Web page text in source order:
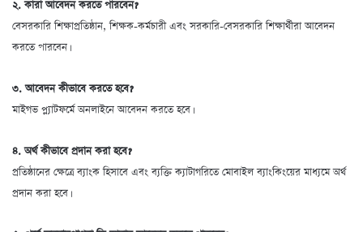
২. কারা আবেদন করতে পারবেন?
বেসরকারি শিক্ষাপ্রতিষ্ঠান, শিক্ষক-কর্মচারী এবং সরকারি-বেসরকারি শিক্ষার্থীরা আবেদন
করতে পারবেন।
৩. আবেদন কীভাবে করতে হবে?
মাইগভ প্ল্যাটফর্মে অনলাইনে আবেদন করতে হবে।
৪. অর্থ কীভাবে প্রদান করা হবে?
প্রতিষ্ঠানের ক্ষেত্রে ব্যাংক হিসাবে এবং ব্যক্তি ক্যাটাগরিতে মোবাইল ব্যাংকিংয়ের মাধ্যমে অর্থ
প্রদান করা হবে।